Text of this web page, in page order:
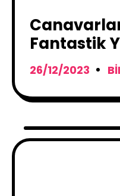
Fantastik
Dolu: Babil
Haritası !
26/12/2023